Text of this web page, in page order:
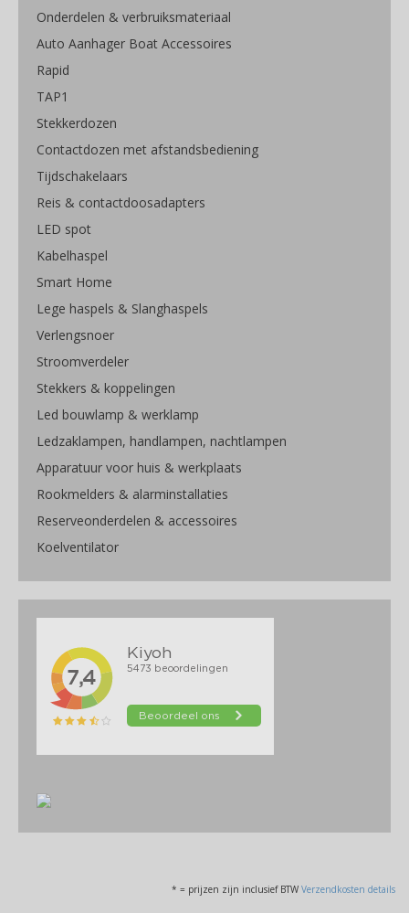
Onderdelen & verbruiksmateriaal
Auto Aanhager Boat Accessoires
Rapid
TAP1
Stekkerdozen
Contactdozen met afstandsbediening
Tijdschakelaars
Reis & contactdoosadapters
LED spot
Kabelhaspel
Smart Home
Lege haspels & Slanghaspels
Verlengsnoer
Stroomverdeler
Stekkers & koppelingen
Led bouwlamp & werklamp
Ledzaklampen, handlampen, nachtlampen
Apparatuur voor huis & werkplaats
Rookmelders & alarminstallaties
Reserveonderdelen & accessoires
Koelventilator
* = prijzen zijn inclusief BTW Verzendkosten details